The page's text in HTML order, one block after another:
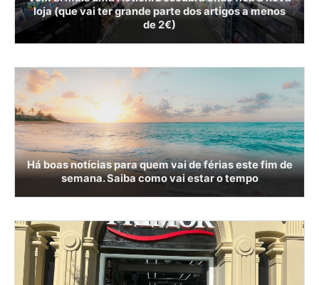
loja (que vai ter grande parte dos artigos a menos
de 2€)
Há boas notícias para quem vai de férias este fim de
semana. Saiba como vai estar o tempo